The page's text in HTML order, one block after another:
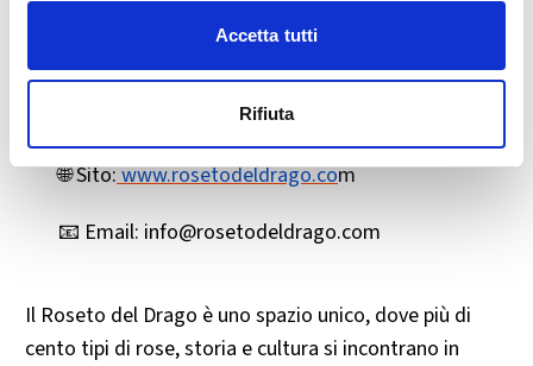
Accetta tutti
Rifiuta
🏠 Alloggi: appartamenti arredati, Wi-Fi, cucina
📆 Attività culturali: programmate durante l’anno
🌐 Sito:www.rosetodeldrago.com
📧 Email: info@rosetodeldrago.com
Il Roseto del Drago è uno spazio unico, dove più di
cento tipi di rose, storia e cultura si incontrano in